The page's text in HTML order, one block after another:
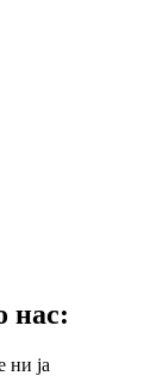
нас:
ни ја